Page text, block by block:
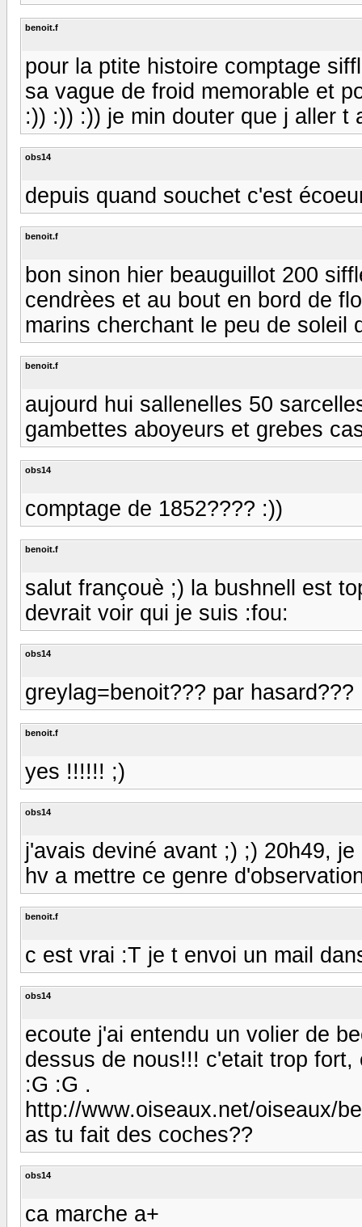
benoit.f
pour la ptite histoire comptage
sa vague de froid memorable et
:)) :)) :)) je min douter que j aller t
obs14
depuis quand souchet c'est
benoit.f
bon sinon hier beauguillot 200
cendrèes et au bout en bord de
marins cherchant le peu de soleil
benoit.f
aujourd hui sallenelles 50
gambettes aboyeurs et grebes
obs14
comptage de 1852???? :))
benoit.f
salut françouè ;) la bushnell est
devrait voir qui je suis :fou:
obs14
greylag=benoit??? par hasard???
benoit.f
yes !!!!!! ;)
obs14
j'avais deviné avant ;) ;) 20h49,
hv a mettre ce genre
benoit.f
c est vrai :T je t envoi un mail
obs14
ecoute j'ai entendu un volier de
dessus de nous!!! c'etait trop
:G :G .
http://www.oiseaux.net/oiseaux/
as tu fait des coches??
obs14
ca marche a+